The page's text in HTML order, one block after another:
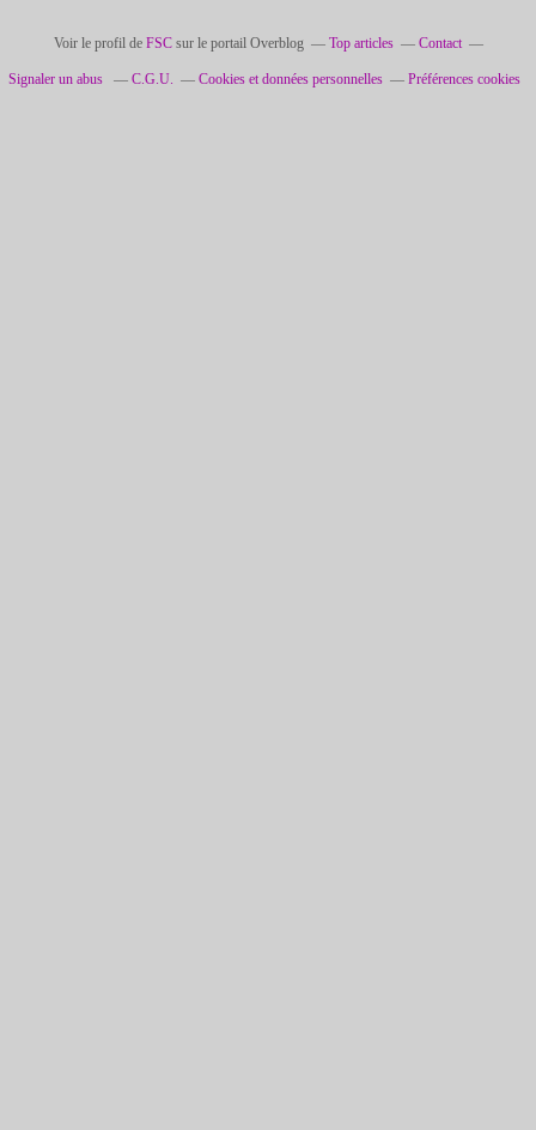
Voir le profil de FSCsur le portail Overblog Top articles Contact
Signaler un abus C.G.U. Cookies et données personnelles Préférences cookies